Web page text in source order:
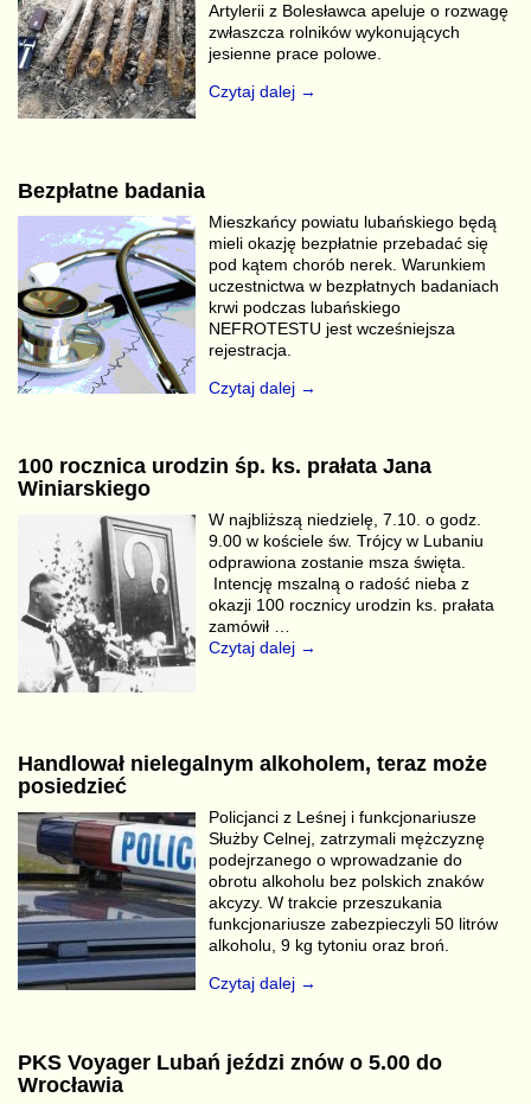
Artylerii z Bolesławca apeluje o rozwagę
zwłaszcza rolników wykonujących
jesienne prace polowe.
Czytaj dalej →
Bezpłatne badania
Mieszkańcy powiatu lubańskiego będą
mieli okazję bezpłatnie przebadać się
pod kątem chorób nerek. Warunkiem
uczestnictwa w bezpłatnych badaniach
krwi podczas lubańskiego
NEFROTESTU jest wcześniejsza
rejestracja.
Czytaj dalej →
100 rocznica urodzin śp. ks. prałata Jana
Winiarskiego
W najbliższą niedzielę, 7.10. o godz.
9.00 w kościele św. Trójcy w Lubaniu
odprawiona zostanie msza święta.
Intencję mszalną o radość nieba z
okazji 100 rocznicy urodzin ks. prałata
zamówił
Czytaj dalej →
Handlował nielegalnym alkoholem, teraz może
posiedzieć
Policjanci z Leśnej i funkcjonariusze
Służby Celnej, zatrzymali mężczyznę
podejrzanego o wprowadzanie do
obrotu alkoholu bez polskich znaków
akcyzy. W trakcie przeszukania
funkcjonariusze zabezpieczyli 50 litrów
alkoholu, 9 kg tytoniu oraz broń.
Czytaj dalej →
PKS Voyager Lubań jeździ znów o 5.00 do
Wrocławia